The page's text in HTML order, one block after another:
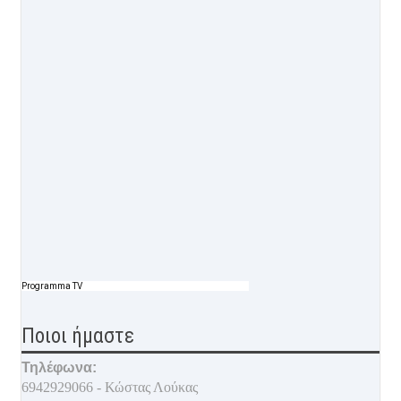
Programma TV
Ποιοι ήμαστε
Τηλέφωνα:
6942929066 - Κώστας Λούκας